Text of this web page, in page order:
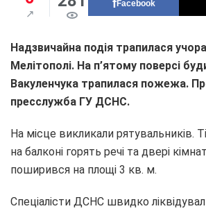
Facebook
Надзвичайна подія трапилася
Мелітополі. На п’ятому поверсі
Вакуленчука трапилася пожежа.
пресслужба ГУ ДСНС.
На місце викликали рятувальників.
на балконі горять речі та двері
поширився на площі 3 кв. м.
Спеціалісти ДСНС швидко